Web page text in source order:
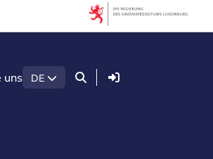
uns DE Anmelden